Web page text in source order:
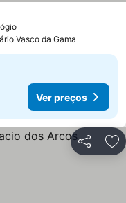
Ver preços
Vasco da Gama
Ver preços
Partilhar